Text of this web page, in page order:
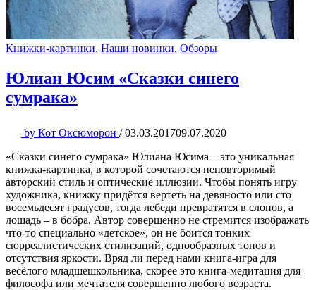
Книжки-картинки, Наши новинки, Обзоры
Юлиан Юсим «Сказки синего
сумрака»
by Кот Оксюморон / 03.03.201709.07.2020
«Сказки синего сумрака» Юлиана Юсима – это уникальная
книжка-картинка, в которой сочетаются неповторимый
авторский стиль и оптические иллюзии. Чтобы понять игру
художника, книжку придётся вертеть на девяносто или сто
восемьдесят градусов, тогда лебеди превратятся в слонов, а
лошадь – в бобра. Автор совершенно не стремится изображать
что-то специально «детское», он не боится тонких
сюрреалистических стилизаций, однообразных тонов и
отсутствия яркости. Вряд ли перед нами книга-игра для
весёлого младшешкольника, скорее это книга-медитация для
философа или мечтателя совершенно любого возраста.